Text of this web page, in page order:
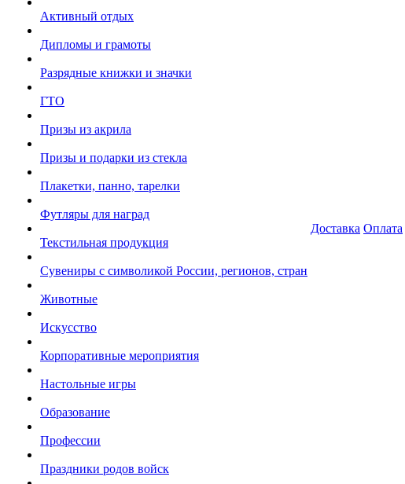
Активный отдых
Дипломы и грамоты
Разрядные книжки и значки
ГТО
Призы из акрила
Призы и подарки из стекла
Плакетки, панно, тарелки
Футляры для наград
Текстильная продукция
Сувениры с символикой России, регионов, стран
Животные
Искусство
Корпоративные мероприятия
Настольные игры
Образование
Профессии
Праздники родов войск
Доставка Оплата